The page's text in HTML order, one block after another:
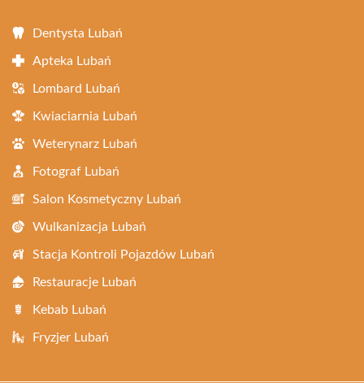
Dentysta Lubań
Apteka Lubań
Lombard Lubań
Kwiaciarnia Lubań
Weterynarz Lubań
Fotograf Lubań
Salon Kosmetyczny Lubań
Wulkanizacja Lubań
Stacja Kontroli Pojazdów Lubań
Restauracje Lubań
Kebab Lubań
Fryzjer Lubań